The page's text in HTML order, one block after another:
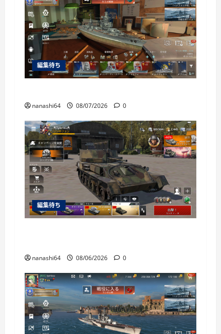
編集待ち
nanashi64 08/07/2026 0
編集待ち
nanashi64 08/06/2026 0